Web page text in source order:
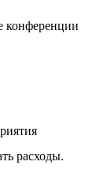
конференции
расходы.